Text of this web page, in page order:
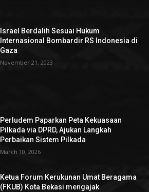
Israel Berdalih Sesuai Hukum
Internasional Bombardir RS Indonesia di
Gaza
November 21, 2023
Perludem Paparkan Peta Kekuasaan
Pilkada via DPRD, Ajukan Langkah
Perbaikan Sistem Pilkada
March 10, 2026
Ketua Forum Kerukunan Umat Beragama
(FKUB) Kota Bekasi mengajak